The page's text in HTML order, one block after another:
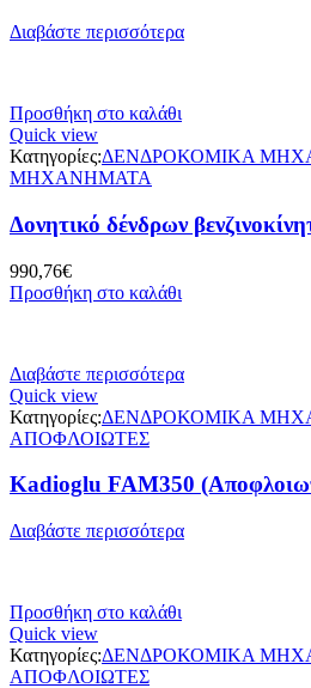
Διαβάστε περισσότερα
Προσθήκη στο καλάθι
Quick view
Κατηγορίες:ΔΕΝΔΡΟΚΟΜΙΚΑ
ΜΗΧΑΝΗΜΑΤΑ
Δονητικό δένδρων
990,76€
Προσθήκη στο καλάθι
Διαβάστε περισσότερα
Quick view
Κατηγορίες:ΔΕΝΔΡΟΚΟΜΙΚΑ
ΑΠΟΦΛΟΙΩΤΕΣ
Kadioglu FAM350
Διαβάστε περισσότερα
Προσθήκη στο καλάθι
Quick view
Κατηγορίες:ΔΕΝΔΡΟΚΟΜΙΚΑ
ΑΠΟΦΛΟΙΩΤΕΣ